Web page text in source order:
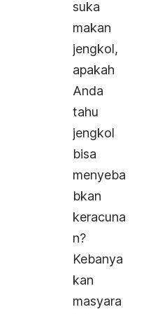
suka
makan
jengkol,
apakah
Anda
tahu
jengkol
bisa
menyeba
bkan
keracuna
n?
Kebanya
kan
masyara